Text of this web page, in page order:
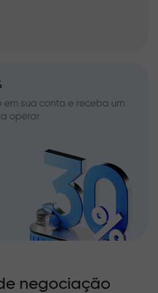
em sua conta e receba um
operar
negociação